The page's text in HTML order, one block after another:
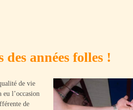
années folles !
de vie
eu l’occasion
de